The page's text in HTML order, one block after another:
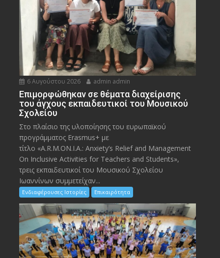
6 Αυγούστου 2026 admin admin
Eπιμορφώθηκαν σε θέματα διαχείρισης
του άγχους εκπαιδευτικοί του Μουσικού
Σχολείου
Στο πλαίσιο της υλοποίησης του ευρωπαϊκού
προγράμματος Erasmus+ με
τίτλο «A.R.M.ON.I.A.: Anxiety’s Relief and Management
On Inclusive Activities for Teachers and Students»,
τρεις εκπαιδευτικοί του Μουσικού Σχολείου
Ιωαννίνων συμμετείχαν...
Ενδιαφέρουσες Ιστορίες Επικαιρότητα